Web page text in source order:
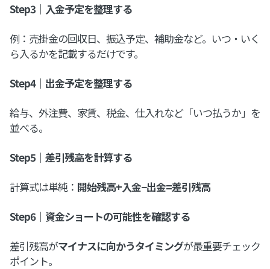
Step3｜入金予定を整理する
例：売掛金の回収日、振込予定、補助金など。いつ・いく
ら入るかを記載するだけです。
Step4｜出金予定を整理する
給与、外注費、家賃、税金、仕入れなど「いつ払うか」を
並べる。
Step5｜差引残高を計算する
計算式は単純： 開始残高+入金−出金=差引残高
Step6｜資金ショートの可能性を確認する
差引残高がマイナスに向かうタイミングが最重要チェック
ポイント。